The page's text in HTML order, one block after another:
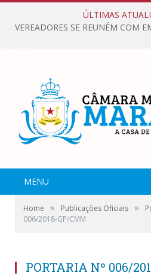
ÚLTIMAS
MENU
Home » Publicações Oficiais »
006/2018-GP/CMM
PORTARIA Nº 006/